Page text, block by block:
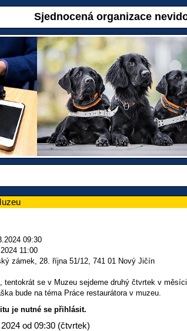
Sjednocená organizace
09:30
11:00
zámek, 28. října 51/12, 741 01 Nový Jičín
tentokrát se v Muzeu sejdeme druhý čtvrtek v
bude na téma Práce restaurátora v muzeu.
je nutné se přihlásit.
od 09:30 (čtvrtek)